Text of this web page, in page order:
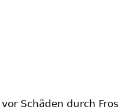
Schäden durch